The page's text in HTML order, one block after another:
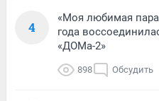
4
«Моя любимая
года
«ДОМа-2»
898 Обсудить